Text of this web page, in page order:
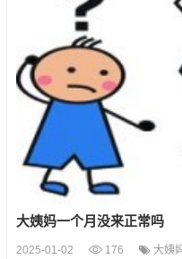
大姨妈一个月没来正常吗
2025-01-02 176 大姨